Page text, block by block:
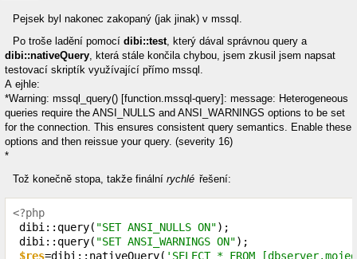
Pejsek byl nakonec zakopaný (jak jinak) v mssql.
Po troše ladění pomocídibi::test, který dával správnou query a
dibi::nativeQuery, která stále končila chybou, jsem zkusil jsem napsat
testovací skriptík využívající přímo mssql.
A ejhle:
*Warning: mssql_query() [function.mssql-query]: message: Heterogeneous
queries require the ANSI_NULLS and ANSI_WARNINGS options to be set
for the connection. This ensures consistent query semantics. Enable these
options and then reissue your query. (severity 16)
*
Tož konečně stopa, takže finálnírychlé řešení:
<?php
dibi::query( "SET ANSI_NULLS ON");
dibi::query( "SET ANSI_WARNINGS ON");
$res=dibi::nativeQuery( 'SELECT * FROM